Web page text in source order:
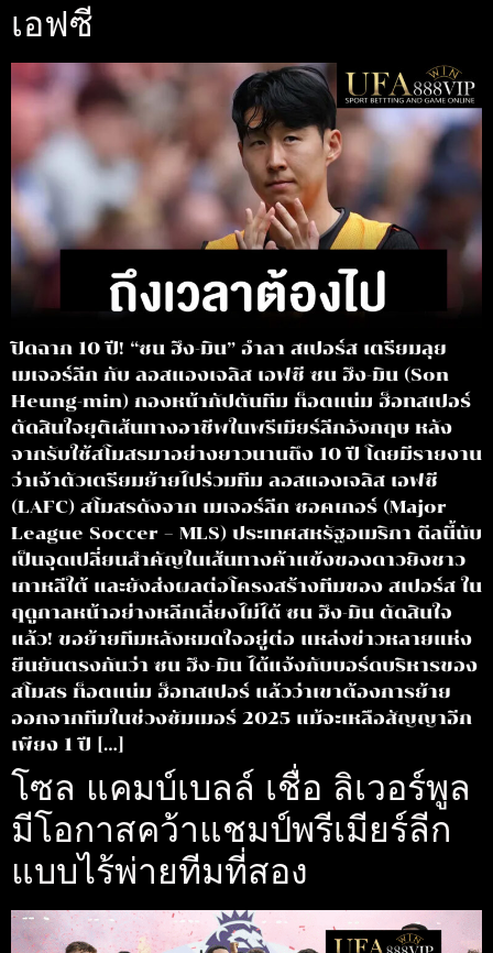
เอฟซี
ปิดฉาก 10 ปี! “ซน ฮึง-มิน” อำลา สเปอร์ส เตรียมลุย
เมเจอร์ลีก กับ ลอสแองเจลิส เอฟซี ซน ฮึง-มิน (Son
Heung-min) กองหน้ากัปตันทีม ท็อตแน่ม ฮ็อทสเปอร์
ตัดสินใจยุติเส้นทางอาชีพในพรีเมียร์ลีกอังกฤษ หลัง
จากรับใช้สโมสรมาอย่างยาวนานถึง 10 ปี โดยมีรายงาน
ว่าเจ้าตัวเตรียมย้ายไปร่วมทีม ลอสแองเจลิส เอฟซี
(LAFC) สโมสรดังจาก เมเจอร์ลีก ซอคเกอร์ (Major
League Soccer – MLS) ประเทศสหรัฐอเมริกา ดีลนี้นับ
เป็นจุดเปลี่ยนสำคัญในเส้นทางค้าแข้งของดาวยิงชาว
เกาหลีใต้ และยังส่งผลต่อโครงสร้างทีมของ สเปอร์ส ใน
ฤดูกาลหน้าอย่างหลีกเลี่ยงไม่ได้ ซน ฮึง-มิน ตัดสินใจ
แล้ว! ขอย้ายทีมหลังหมดใจอยู่ต่อ แหล่งข่าวหลายแห่ง
ยืนยันตรงกันว่า ซน ฮึง-มิน ได้แจ้งกับบอร์ดบริหารของ
สโมสร ท็อตแน่ม ฮ็อทสเปอร์ แล้วว่าเขาต้องการย้าย
ออกจากทีมในช่วงซัมเมอร์ 2025 แม้จะเหลือสัญญาอีก
เพียง 1 ปี […]
โซล แคมบ์เบลล์ เชื่อ ลิเวอร์พูล
มีโอกาสคว้าแชมป์พรีเมียร์ลีก
แบบไร้พ่ายทีมที่สอง